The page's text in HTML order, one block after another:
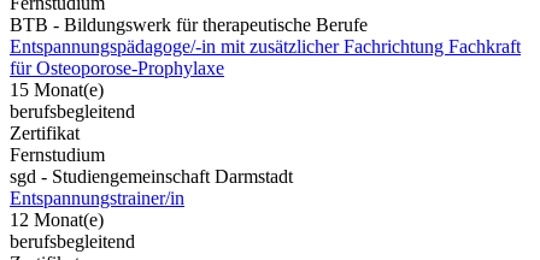
BTB - Bildungswerk für therapeutische Berufe
Entspannungspädagoge/-in mit zusätzlicher Fachrichtung Fachkraft
für Osteoporose-Prophylaxe
15 Monat(e)
berufsbegleitend
Zertifikat
Fernstudium
sgd - Studiengemeinschaft Darmstadt
Entspannungstrainer/in
12 Monat(e)
berufsbegleitend